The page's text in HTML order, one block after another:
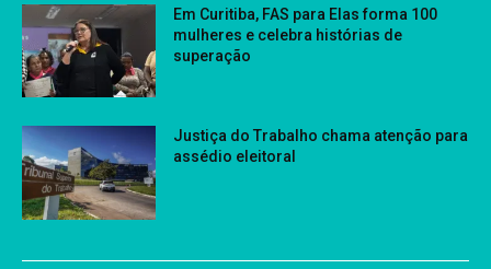
Em Curitiba, FAS para Elas forma 100
mulheres e celebra histórias de
superação
Justiça do Trabalho chama atenção para
assédio eleitoral